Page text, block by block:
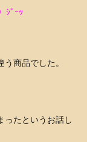
ｼﾞｰｯ
商品でした。
ったというお話し